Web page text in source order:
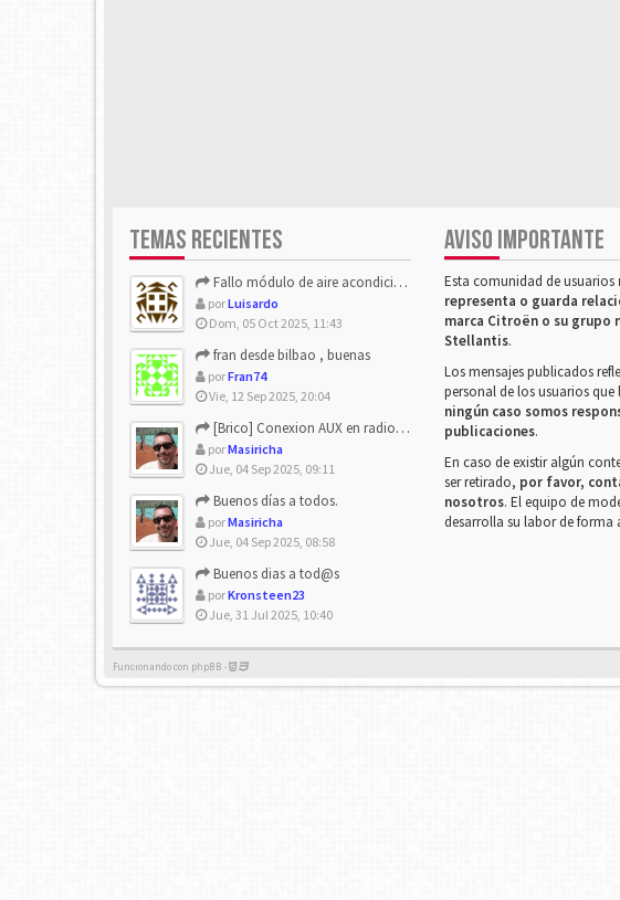
TEMAS RECIENTES
Fallo módulo de aire acondicionado
porLuisardo
Dom, 05 Oct 2025, 11:43
fran desde bilbao , buenas
porFran74
Vie, 12 Sep 2025, 20:04
[Brico] Conexion AUX en radio de origen
porMasiricha
Jue, 04 Sep 2025, 09:11
Buenos días a todos.
porMasiricha
Jue, 04 Sep 2025, 08:58
Buenos dias a tod@s
porKronsteen23
Jue, 31 Jul 2025, 10:40
AVISO IMPORTANTE
Esta comunidad de usuarios
representa o guarda
marca Citroën o su grupo
Stellantis.
Los mensajes publicados
personal de los usuarios que
ningún caso somos
publicaciones.
En caso de existir algún
ser retirado, por favor,
nosotros. El equipo de
desarrolla su labor de forma
Funcionando con phpBB -